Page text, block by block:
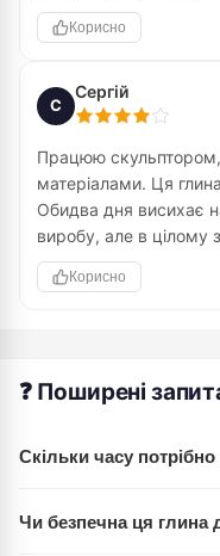
Корисно
С
Сергій
Працюю
матеріалами. Ця
Обидва дня висихає
виробу, але в цілому
Корисно
❓ Поширені
Скільки часу
Точний час залежить
Чи безпечна ця глина